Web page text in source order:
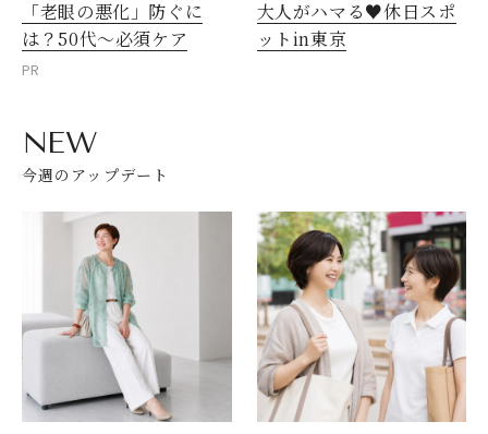
「老眼の悪化」防ぐに
は？50代～必須ケア
PR
大人がハマる♥休日スポ
ットin東京
NEW
今週のアップデート